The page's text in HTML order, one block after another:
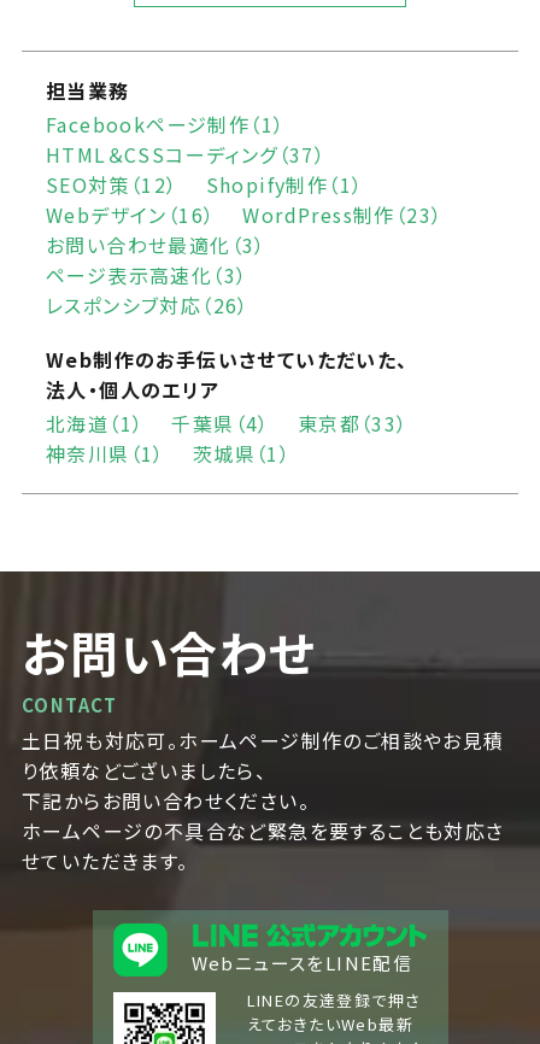
担当業務
Facebookページ制作（1）
HTML＆CSSコーディング（37）
SEO対策（12）
Shopify制作（1）
Webデザイン（16）
WordPress制作（23）
お問い合わせ最適化（3）
ページ表示高速化（3）
レスポンシブ対応（26）
Web制作のお手伝いさせていただいた、
法人・個人のエリア
北海道（1）
千葉県（4）
東京都（33）
神奈川県（1）
茨城県（1）
お問い合わせ
CONTACT
土日祝も対応可。ホームページ制作のご相談やお見積
り依頼などございましたら、
下記からお問い合わせください。
ホームページの不具合など緊急を要することも対応さ
せていただきます。
WebニュースをLINE配信
LINEの友達登録で押さ
えておきたいWeb最新